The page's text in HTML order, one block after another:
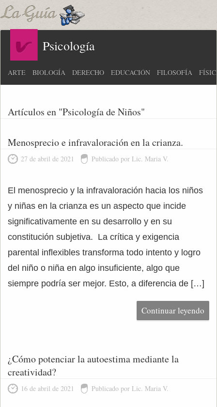
Psicología
ARTE BIOLOGÍA DERECHO EDUCACIÓN FILOSOFÍA
Artículos en "Psicología de Niños"
Menosprecio e infravaloración en la crianza.
27 de abril de 2021 Publicado por Lic. Maria V.
El menosprecio y la infravaloración hacia los niños
y niñas en la crianza es un aspecto que incide
significativamente en su desarrollo y en su
constitución subjetiva. La crítica y exigencia
parental inflexibles transforma todo intento y logro
del niño o niña en algo insuficiente, algo que
siempre podría ser mejor. Esto, a diferencia de […]
Continuar leyendo
¿Cómo potenciar la autoestima mediante la
creatividad?
16 de abril de 2021 Publicado por Lic. Maria V.